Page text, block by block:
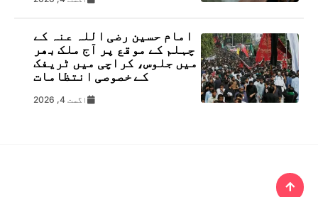
امام حسین رضی اللہ عنہ کے
چہلم کے موقع پر آج ملک بھر
میں جلوس، کراچی میں ٹریفک
کے خصوصی انتظامات
اگست 4, 2026